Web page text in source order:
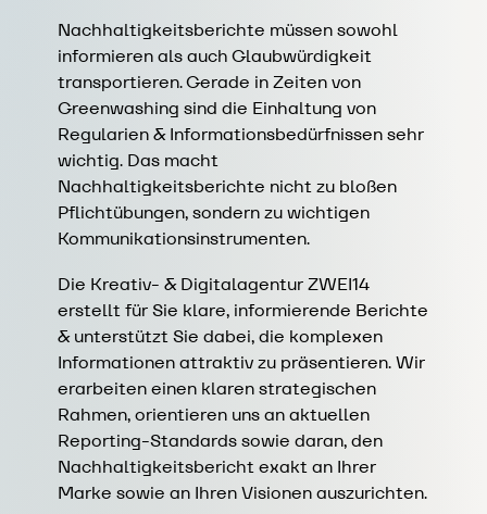
Nachhaltigkeitsberichte müssen sowohl
informieren als auch Glaubwürdigkeit
transportieren. Gerade in Zeiten von
Greenwashing sind die Einhaltung von
Regularien & Informationsbedürfnissen sehr
wichtig. Das macht
Nachhaltigkeitsberichte nicht zu bloßen
Pflichtübungen, sondern zu wichtigen
Kommunikationsinstrumenten.
Die Kreativ- & Digitalagentur ZWEI14
erstellt für Sie klare, informierende Berichte
& unterstützt Sie dabei, die komplexen
Informationen attraktiv zu präsentieren. Wir
erarbeiten einen klaren strategischen
Rahmen, orientieren uns an aktuellen
Reporting-Standards sowie daran, den
Nachhaltigkeitsbericht exakt an Ihrer
Marke sowie an Ihren Visionen auszurichten.